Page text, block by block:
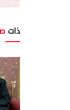
ذات